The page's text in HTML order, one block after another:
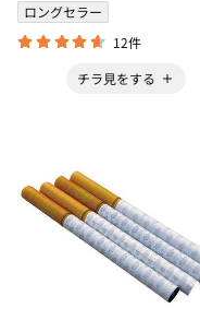
ロングセラー
12件
チラ見をする